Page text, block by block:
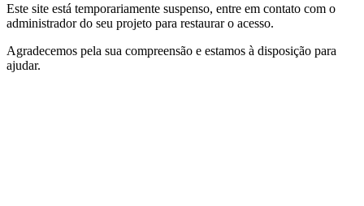
Este site está temporariamente suspenso, entre em contato com o
administrador do seu projeto para restaurar o acesso.
Agradecemos pela sua compreensão e estamos à disposição para
ajudar.